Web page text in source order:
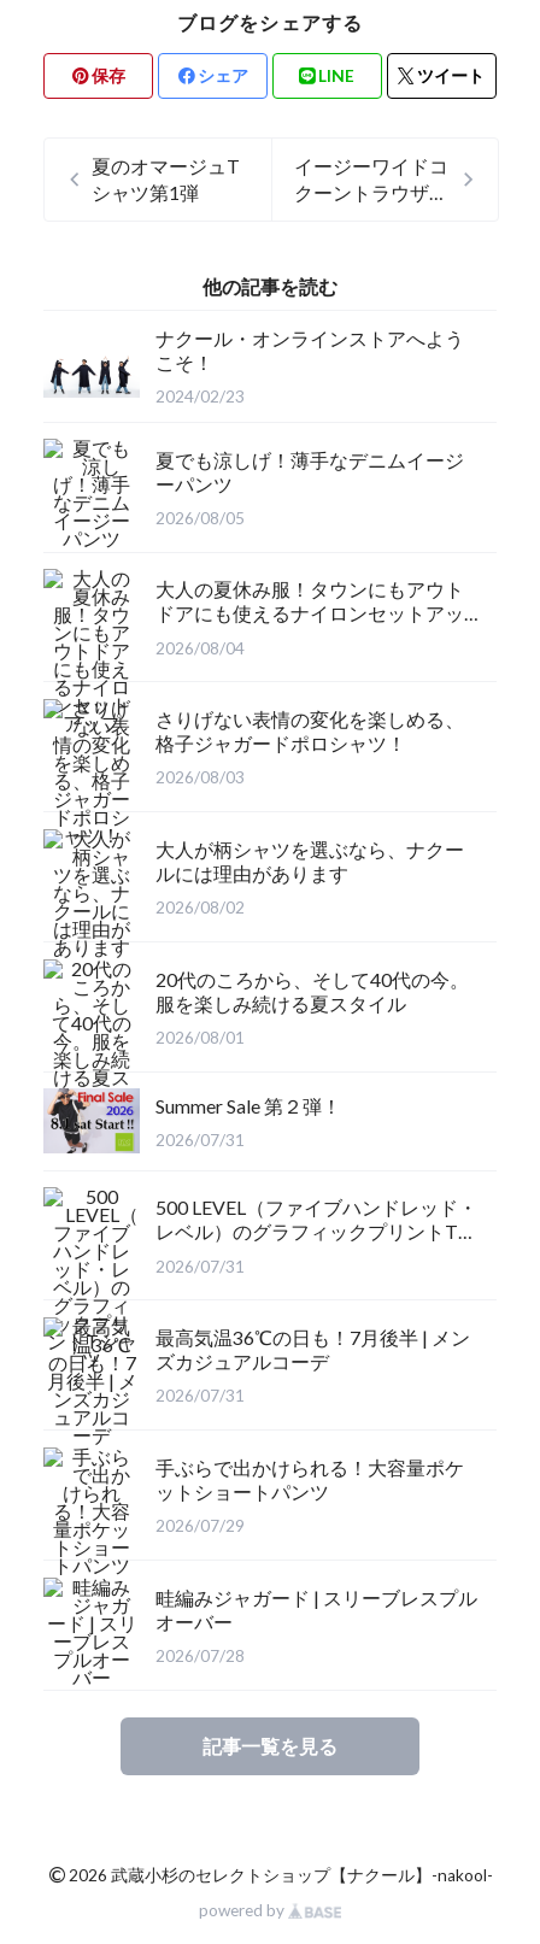
ブログをシェアする
保存 シェア LINE ツイート
夏のオマージュT
シャツ第1弾
イージーワイドコ
クーントラウザー
他の記事を読む
ナクール・オンラインストアへよう
こそ！
2024/02/23
夏でも涼しげ！薄手なデニムイージ
ーパンツ
2026/08/05
大人の夏休み服！タウンにもアウト
ドアにも使えるナイロンセットアッ
プ
2026/08/04
さりげない表情の変化を楽しめる、
格子ジャガードポロシャツ！
2026/08/03
大人が柄シャツを選ぶなら、ナクー
ルには理由があります
2026/08/02
20代のころから、そして40代の今。
服を楽しみ続ける夏スタイル
2026/08/01
Summer Sale 第２弾！
2026/07/31
500 LEVEL（ファイブハンドレッド・
レベル）のグラフィックプリントTシ
ャツ
2026/07/31
最高気温36℃の日も！7月後半 | メン
ズカジュアルコーデ
2026/07/31
手ぶらで出かけられる！大容量ポケ
ットショートパンツ
2026/07/29
畦編みジャガード | スリーブレスプル
オーバー
2026/07/28
記事一覧を見る
© 2026 武蔵小杉のセレクトショップ【ナクール】-nakool-
powered by